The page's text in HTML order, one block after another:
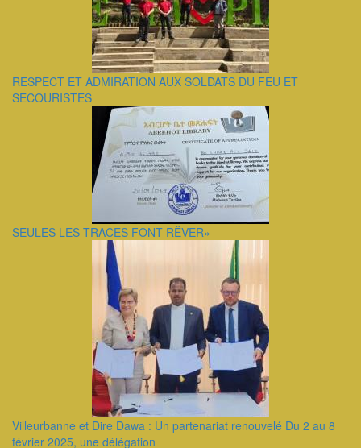
RESPECT ET ADMIRATION AUX SOLDATS DU FEU ET
SECOURISTES
SEULES LES TRACES FONT RÊVER»
Villeurbanne et Dire Dawa : Un partenariat renouvelé Du 2 au 8
février 2025, une délégation